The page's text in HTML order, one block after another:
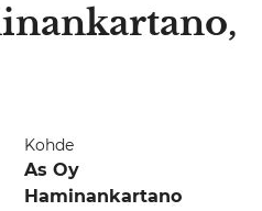
Kohde
As Oy
Haminankartano